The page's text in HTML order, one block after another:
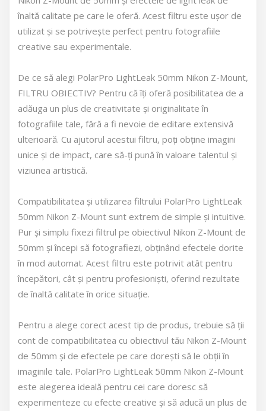
înaltă calitate pe care le oferă. Acest filtru este ușor de
utilizat și se potrivește perfect pentru fotografiile
creative sau experimentale.
De ce să alegi PolarPro LightLeak 50mm Nikon Z-Mount,
FILTRU OBIECTIV? Pentru că îți oferă posibilitatea de a
adăuga un plus de creativitate și originalitate în
fotografiile tale, fără a fi nevoie de editare extensivă
ulterioară. Cu ajutorul acestui filtru, poți obține imagini
unice și de impact, care să-ți pună în valoare talentul și
viziunea artistică.
Compatibilitatea și utilizarea filtrului PolarPro LightLeak
50mm Nikon Z-Mount sunt extrem de simple și intuitive.
Pur și simplu fixezi filtrul pe obiectivul Nikon Z-Mount de
50mm și începi să fotografiezi, obținând efectele dorite
în mod automat. Acest filtru este potrivit atât pentru
începători, cât și pentru profesioniști, oferind rezultate
de înaltă calitate în orice situație.
Pentru a alege corect acest tip de produs, trebuie să ții
cont de compatibilitatea cu obiectivul tău Nikon Z-Mount
de 50mm și de efectele pe care dorești să le obții în
imaginile tale. PolarPro LightLeak 50mm Nikon Z-Mount
este alegerea ideală pentru cei care doresc să
experimenteze cu efecte creative și să aducă un plus de